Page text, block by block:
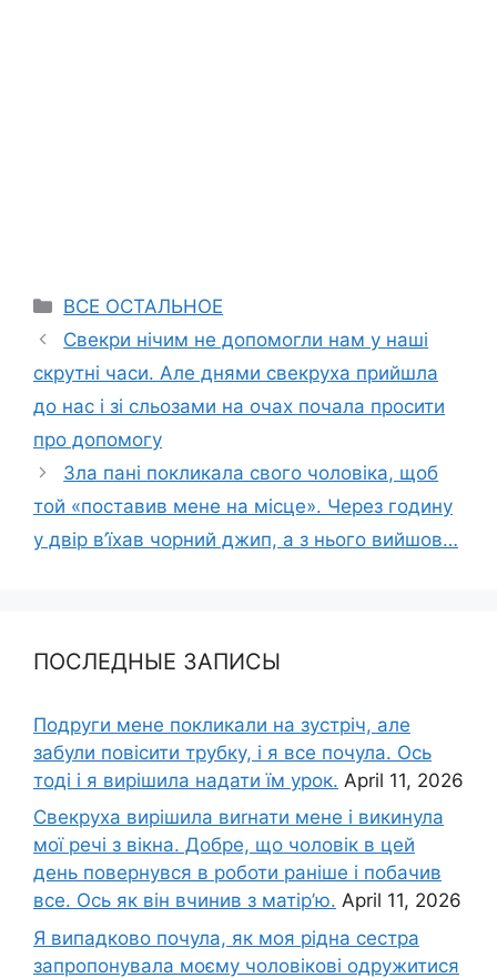
Categories
ВСЕ ОСТАЛЬНОЕ
Свекри нічим не допомогли нам у наші
скрутні часи. Але днями свекруха прийшла
до нас і зі сльозами на очах почала просити
про допомогу
Зла пані покликала свого чоловіка, щоб
той «поставив мене на місце». Через годину
у двір в’їхав чорний джип, а з нього вийшов…
ПОСЛЕДНЫЕ ЗАПИСЫ
Подруги мене покликали на зустріч, але
забули повісити трубку, і я все почула. Ось
тоді і я вирішила надати їм урок. April 11, 2026
Свекруха вирішила виrнати мене і викинула
мої речі з вікна. Добре, що чоловік в цей
день повернувся в роботи раніше і побачив
все. Ось як він вчинив з матір’ю. April 11, 2026
Я випадково почула, як моя рідна сестра
запропонувала моєму чоловікові одружитися